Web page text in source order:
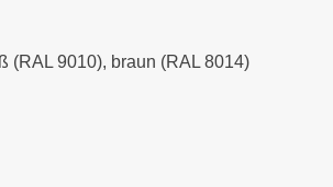
(RAL 9010), braun (RAL 8014)